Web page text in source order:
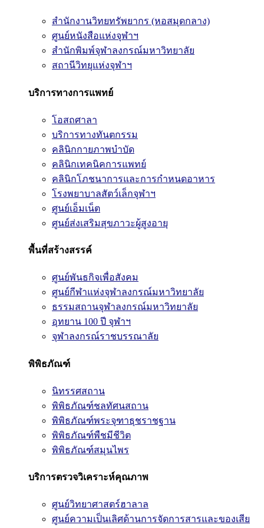
สำนักงานวิทยทรัพยากร (หอสมุดกลาง)
ศูนย์หนังสือแห่งจุฬาฯ
สำนักพิมพ์จุฬาลงกรณ์มหาวิทยาลัย
สถานีวิทยุแห่งจุฬาฯ
บริการทางการแพทย์
โอสถศาลา
บริการทางทันตกรรม
คลินิกกายภาพบำบัด
คลินิกเทคนิคการแพทย์
คลินิกโภชนาการและการกำหนดอาหาร
โรงพยาบาลสัตว์เล็กจุฬาฯ
ศูนย์เอ็มเน็ต
ศูนย์ส่งเสริมสุขภาวะผู้สูงอายุ
พื้นที่สร้างสรรค์
ศูนย์พันธกิจเพื่อสังคม
ศูนย์กีฬาแห่งจุฬาลงกรณ์มหาวิทยาลัย
ธรรมสถานจุฬาลงกรณ์มหาวิทยาลัย
อุทยาน 100 ปี จุฬาฯ
จุฬาลงกรณ์ราชบรรณาลัย
พิพิธภัณฑ์
นิทรรศสถาน
พิพิธภัณฑ์ชลทัศนสถาน
พิพิธภัณฑ์พระจุฑาธุชราชฐาน
พิพิธภัณฑ์พืชมีชีวิต
พิพิธภัณฑ์สมุนไพร
บริการตรวจวิเคราะห์คุณภาพ
ศูนย์วิทยาศาสตร์ฮาลาล
ศูนย์ความเป็นเลิศด้านการจัดการสารและของเสีย